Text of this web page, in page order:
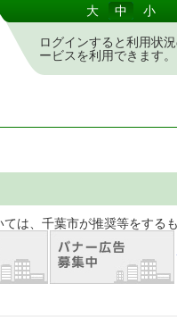
大 中 小
ログインすると利用状
ービスを利用できます。
奨等をするもので